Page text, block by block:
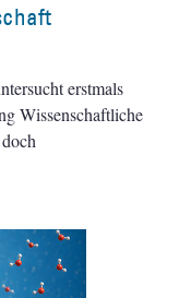
erstmals
Wissenschaftliche